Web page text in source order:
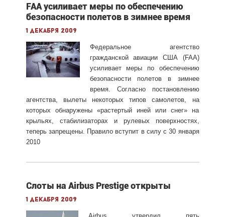
FAA усиливает меры по обеспечению
безопасности полетов в зимнее время
1 декабря 2009
Федеральное агентство
гражданской авиации США (FAA)
усиливает меры по обеспечению
безопасности полетов в зимнее
время. Согласно постановлению
агентства, вылеты некоторых типов самолетов, на
которых обнаружены «растертый иней или снег» на
крыльях, стабилизаторах и рулевых поверхностях,
теперь запрещены. Правило вступит в силу с 30 января
2010
Слоты на Airbus Prestige открыты
1 декабря 2009